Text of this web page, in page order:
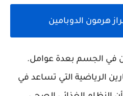
هرمون الدوبامين
في الجسم بعدة عوامل.
الرياضية التي تساعد في